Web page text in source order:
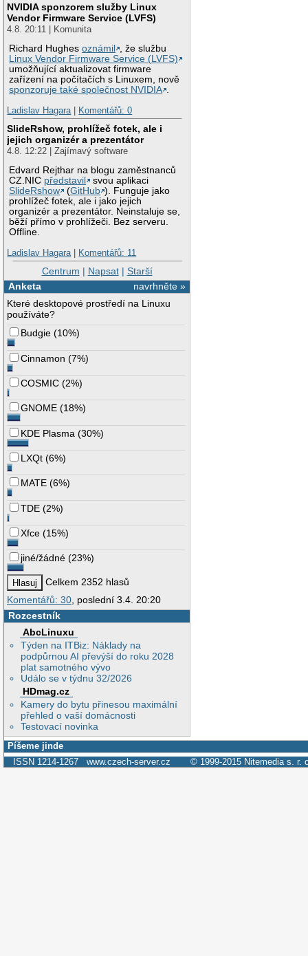
NVIDIA sponzorem služby Linux
Vendor Firmware Service (LVFS)
4.8. 20:11 | Komunita
Richard Hughesoznámil
, že službu
Linux Vendor Firmware Service (LVFS)
umožňující aktualizovat firmware
zařízení na počítačích s Linuxem, nově
sponzoruje také společnost NVIDIA .
Ladislav Hagara| Komentářů: 0
SlideRshow, prohlížeč fotek, ale i
jejich organizér a prezentátor
4.8. 12:22 | Zajímavý software
Edvard Rejthar na blogu zaměstnanců
CZ.NIC představil
svou aplikaci
SlideRshow
(GitHub ). Funguje jako
prohlížeč fotek, ale i jako jejich
organizér a prezentátor. Neinstaluje se,
běží přímo v prohlížeči. Bez serveru.
Offline.
Ladislav Hagara| Komentářů: 11
Centrum | Napsat| Starší
navrhněte »
Anketa
Které desktopové prostředí na Linuxu
používáte?
Budgie (10%)
Cinnamon (7%)
COSMIC (2%)
GNOME (18%)
KDE Plasma (30%)
LXQt (6%)
MATE (6%)
TDE (2%)
Xfce (15%)
jiné/žádné (23%)
Celkem 2352 hlasů
Komentářů: 30 , poslední 3.4. 20:20
Rozcestník
AbcLinuxu
Týden na ITBiz: Náklady na
podpůrnou AI převýší do roku 2028
plat samotného vývo
Událo se v týdnu 32/2026
HDmag.cz
Kamery do bytu přinesou maximální
přehled o vaší domácnosti
Testovací novinka
Píšeme jinde
ISSN 1214-1267 www.czech-server.cz © 1999-2015 Nitemedia s. r.